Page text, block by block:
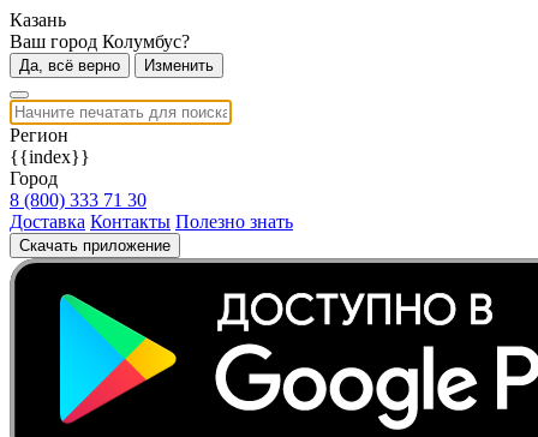
Казань
Ваш город Колумбус?
Да, всё верно Изменить
Регион
{{index}}
Город
8 (800) 333 71 30
Доставка Контакты Полезно знать
Скачать приложение